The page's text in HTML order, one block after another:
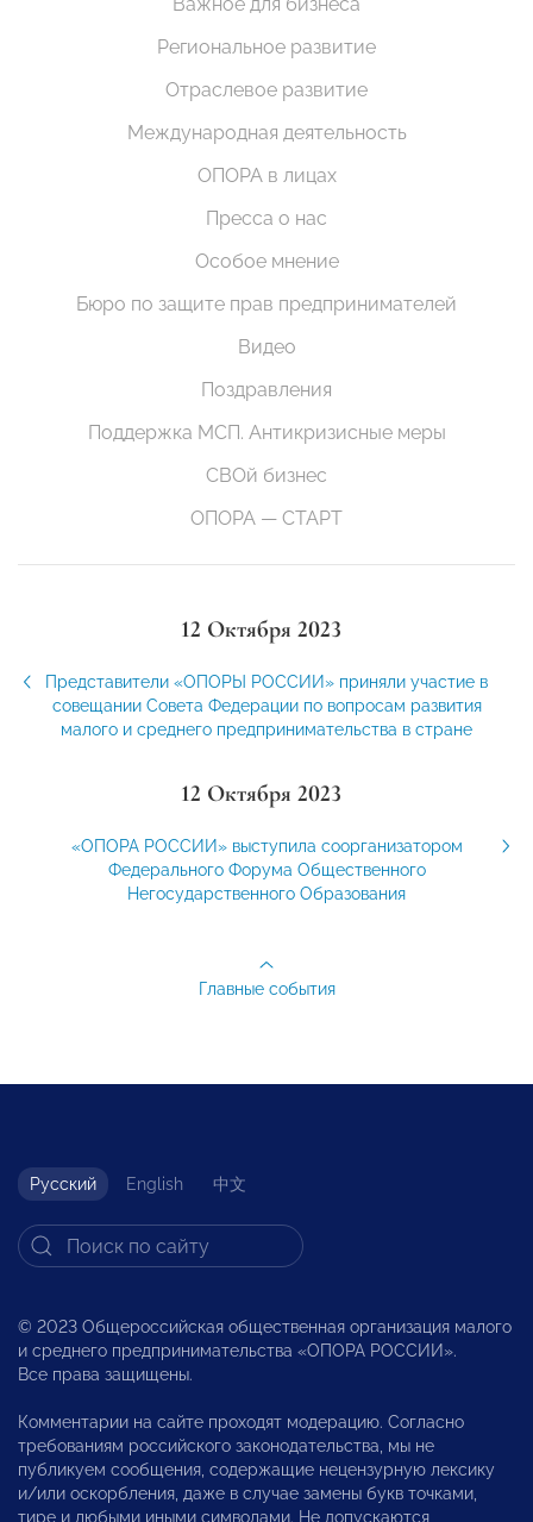
Региональное развитие
Отраслевое развитие
Международная деятельность
ОПОРА в лицах
Пресса о нас
Особое мнение
Бюро по защите прав предпринимателей
Видео
Поздравления
Поддержка МСП. Антикризисные меры
СВОй бизнес
ОПОРА — СТАРТ
12 Октября 2023
Представители «ОПОРЫ РОССИИ» приняли участие в
совещании Совета Федерации по вопросам развития
малого и среднего предпринимательства в стране
12 Октября 2023
«ОПОРА РОССИИ» выступила соорганизатором
Федерального Форума Общественного
Негосударственного Образования
Главные события
Русский English 中文
© 2023 Общероссийская общественная организация малого
и среднего предпринимательства «ОПОРА РОССИИ».
Все права защищены.
Комментарии на сайте проходят модерацию. Согласно
требованиям российского законодательства, мы не
публикуем сообщения, содержащие нецензурную лексику
и/или оскорбления, даже в случае замены букв точками,
тире и любыми иными символами. Не допускаются